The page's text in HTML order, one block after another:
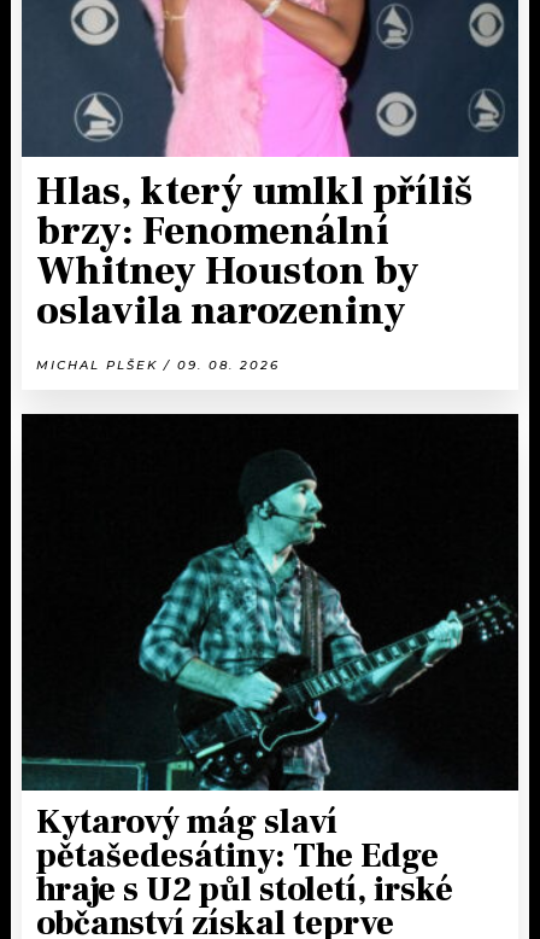
Hlas, který umlkl příliš
brzy: Fenomenální
Whitney Houston by
oslavila narozeniny
MICHAL PLŠEK / 09. 08. 2026
Kytarový mág slaví
pětašedesátiny: The Edge
hraje s U2 půl století, irské
občanství získal teprve